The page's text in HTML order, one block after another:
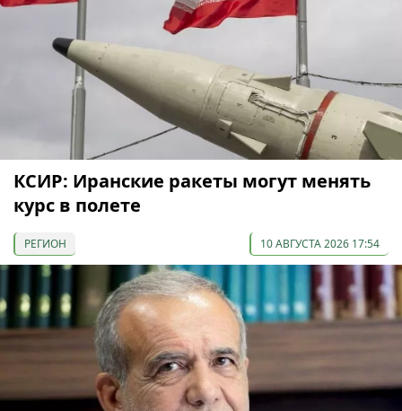
КСИР: Иранские ракеты могут менять
курс в полете
РЕГИОН 10 АВГУСТА 2026 17:54